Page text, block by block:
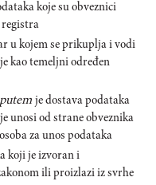
koje su obveznici
registra
u kojem se prikuplja i vodi
kao temeljni određen
je dostava podataka
unosi od strane obveznika
za unos podataka
koji je izvoran i
ili proizlazi iz svrhe